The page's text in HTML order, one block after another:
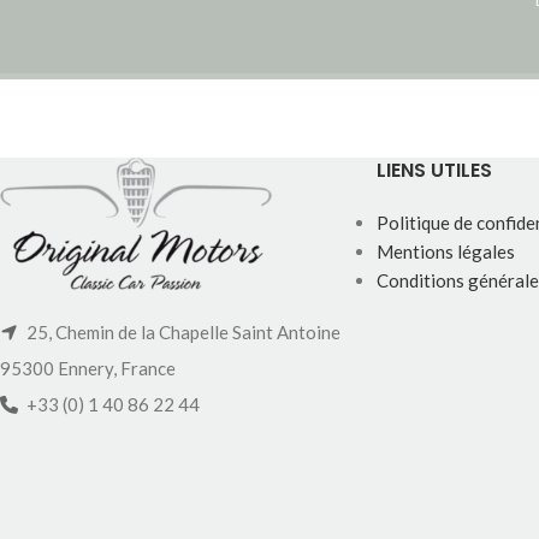
25, Chemin de la Chapelle Saint Antoine
95300 Ennery, France
+33 (0) 1 40 86 22 44
LIENS UTILES
Politique de
Mentions légales
Conditions